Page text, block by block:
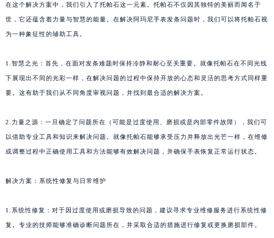
在这个解决方案中，我们引入了托帕石这一元素。托帕石不仅因其独特的美丽而闻名于
世，它还蕴含着力量与智慧的能量。在解决阿玛尼手表发条问题时，我们可以将托帕石视
为一种象征性的辅助工具。
1.智慧之光：首先，在面对发条难题时保持冷静和耐心至关重要。就像托帕石在不同光线
下展现出不同的光彩一样，在解决问题的过程中保持开放的心态和灵活的思考方式同样重
要。这有助于我们从不同角度审视问题，并找到最合适的解决方案。
2.力量之源：一旦确定了问题所在（可能是过度使用、磨损或是内部零件故障），我们可
以借助专业工具和知识来解决问题。就像托帕石能够承受压力并释放出光芒一样，在维修
或调整过程中正确使用工具和方法能够有效解决问题，并确保手表恢复正常运行状态。
解决方案：系统性修复与日常维护
1.系统性修复：对于因过度使用或磨损导致的问题，建议寻求专业维修服务进行系统性修
复。专业的技师能够准确诊断问题所在，并采取合适的措施进行修复或更换磨损部件。